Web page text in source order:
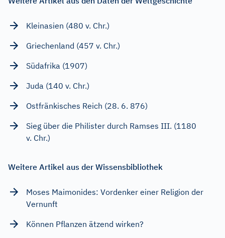
Kleinasien (480 v. Chr.)
Griechenland (457 v. Chr.)
Südafrika (1907)
Juda (140 v. Chr.)
Ostfränkisches Reich (28. 6. 876)
Sieg über die Philister durch Ramses III. (1180
v. Chr.)
Weitere Artikel aus der Wissensbibliothek
Moses Maimonides: Vordenker einer Religion der
Vernunft
Können Pflanzen ätzend wirken?